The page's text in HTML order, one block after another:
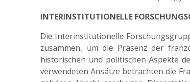
INTERINSTITUTIONELLE
Die Interinstitutionelle
zusammen, um die Präsenz der
historischen und politischen Aspekte
verwendeten Ansätze betrachten die